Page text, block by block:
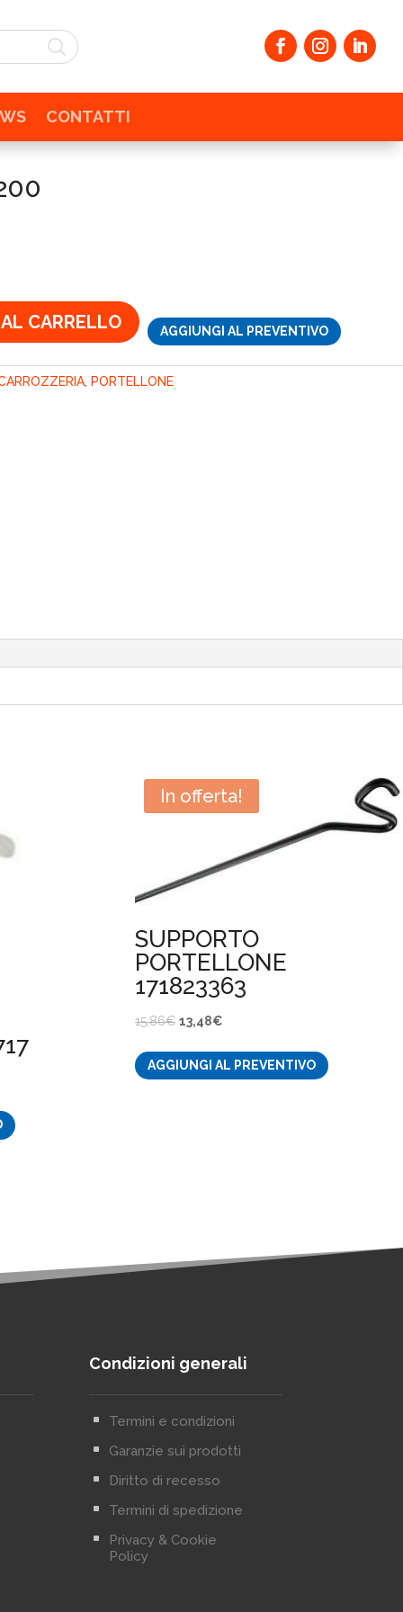
CONTATTI
CARRELLO AGGIUNGI AL PREVENTIVO
PORTELLONE
In offerta!
SUPPORTO
PORTELLONE
171823363
15,86€ Il
originale
13,48€
attuale
AGGIUNGI AL PREVENTIVO
Condizioni generali
^ Termini e condizioni
^ Garanzie sui prodotti
^ Diritto di recesso
^ Termini di spedizione
^
Privacy & Cookie
Policy